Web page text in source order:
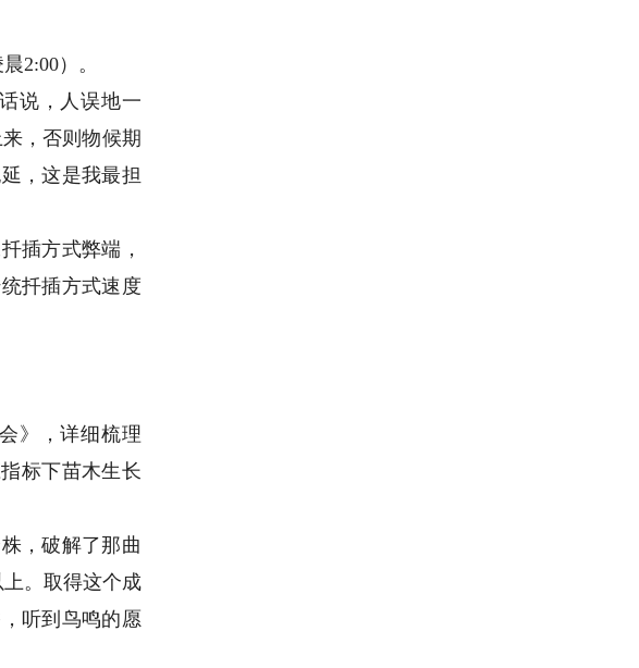
2:00）。
说，人误地一
，否则物候期
，这是我最担
插方式弊端，
扦插方式速度
》，详细梳理
标下苗木生长
，破解了那曲
。取得这个成
听到鸟鸣的愿